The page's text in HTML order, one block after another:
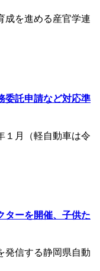
成を進める産官学連
委託申請など対応準
１月（軽自動車は令
ターを開催、子供た
発信する静岡県自動